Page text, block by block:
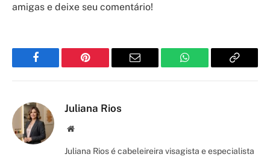
amigas e deixe seu comentário!
Facebook Pinterest Email WhatsApp Copy
Juliana Rios
Site/Blog
Juliana Rios é cabeleireira visagista e especialista